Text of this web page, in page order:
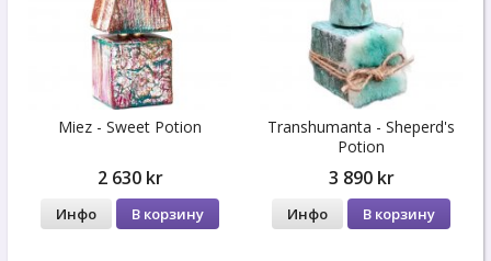
Miez - Sweet Potion
2 630 kr
Инфо В корзину
Transhumanta - Sheperd's
Potion
3 890 kr
Инфо В корзину